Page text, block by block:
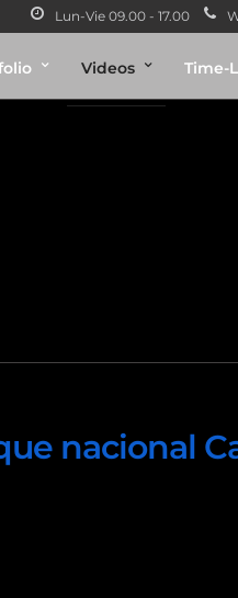
Lun-Vie 09.00 - 17.00
Videos Time-
nacional